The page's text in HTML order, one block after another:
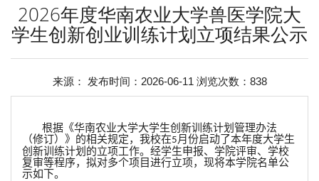
2026年度华南农业大学兽医学院大
学生创新创业训练计划立项结果公示
来源： 发布时间：2026-06-11 浏览次数： 838
根据《华南农业大学大学生创新训练计划管理办法
（修订）》的相关规定，我校在5月份启动了本年度大学生
创新训练计划的立项工作。经学生申报、学院评审、学校
复审等程序，拟对多个项目进行立项，现将本学院名单公
示如下。